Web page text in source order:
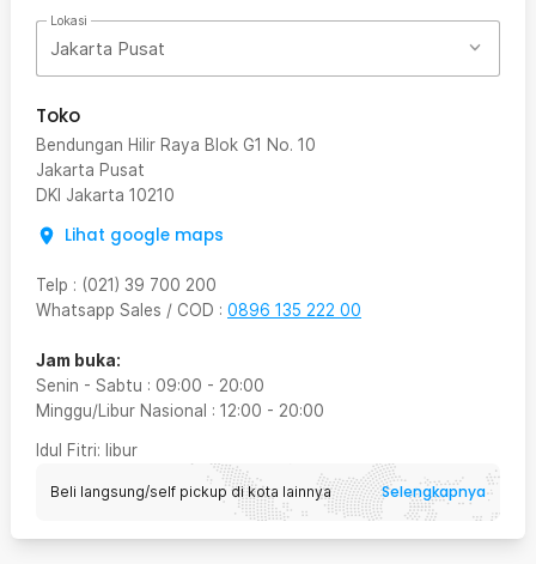
Lokasi
Jakarta Pusat
Toko
Bendungan Hilir Raya Blok G1 No. 10
Jakarta Pusat
DKI Jakarta 10210
Lihat google maps
Telp : (021) 39 700 200
Whatsapp Sales / COD : 0896 135 222 00
Jam buka:
Senin - Sabtu : 09:00 - 20:00
Minggu/Libur Nasional : 12:00 - 20:00
Idul Fitri: libur
Beli langsung/self pickup di kota lainnya Selengkapnya